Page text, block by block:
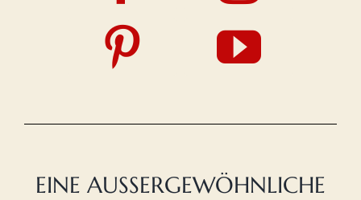
EINE AUSSERGEWÖHNLICHE